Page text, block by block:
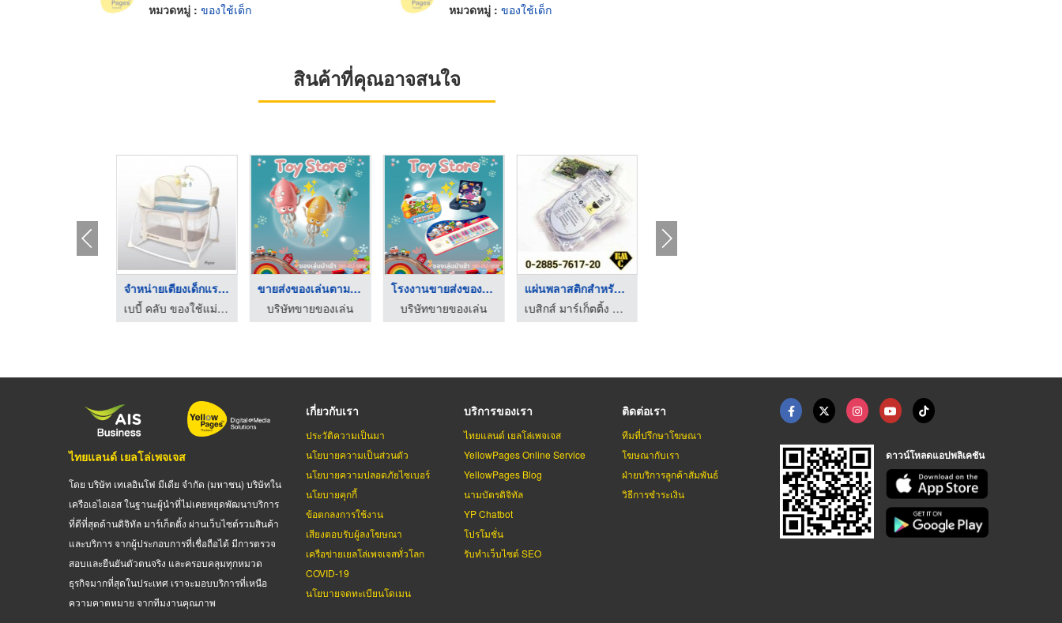
หมวดหมู่ : ของใช้เด็ก
หมวดหมู่ : ของใช้เด็ก
สินค้าที่คุณอาจสนใจ
จำหน่ายเตียงเด็กแรกเ ...
เบบี้ คลับ ของใช้แม่และเด็ก
ขายส่งของเล่นตามกระแ ...
บริษัทขายของเล่น
โรงงานขายส่งของเล่น ...
บริษัทขายของเล่น
แผ่นพลาสติกสำหรับอิเ ...
เบสิกส์ มาร์เก็ตติ้ง แผ่นพลาสติกอุตสาหกรรม
ไทยแลนด์ เยลโล่เพจเจส
โดย บริษัท เทเลอินโฟ มีเดีย จำกัด (มหาชน) บริษัทใน
เครือเอไอเอส ในฐานะผู้นำที่ไม่เคยหยุดพัฒนาบริการ
ที่ดีที่สุดด้านดิจิทัล มาร์เก็ตติ้ง ผ่านเว็บไซต์รวมสินค้า
และบริการ จากผู้ประกอบการที่เชื่อถือได้ มีการตรวจ
สอบและยืนยันตัวตนจริง และครอบคลุมทุกหมวด
ธุรกิจมากที่สุดในประเทศ เราจะมอบบริการที่เหนือ
ความคาดหมาย จากทีมงานคุณภาพ
เกี่ยวกับเรา
ประวัติความเป็นมา
นโยบายความเป็นส่วนตัว
นโยบายความปลอดภัยไซเบอร์
นโยบายคุกกี้
ข้อตกลงการใช้งาน
เสียงตอบรับผู้ลงโฆษณา
เครือข่ายเยลโล่เพจเจสทั่วโลก
COVID-19
นโยบายจดทะเบียนโดเมน
บริการของเรา
ไทยแลนด์ เยลโล่เพจเจส
YellowPages Online Service
YellowPages Blog
นามบัตรดิจิทัล
YP Chatbot
โปรโมชั่น
รับทำเว็บไซต์ SEO
ติดต่อเรา
ทีมที่ปรึกษาโฆษณา
โฆษณากับเรา
ฝ่ายบริการลูกค้าสัมพันธ์
วิธีการชำระเงิน
ดาวน์โหลดแอปพลิเคชัน